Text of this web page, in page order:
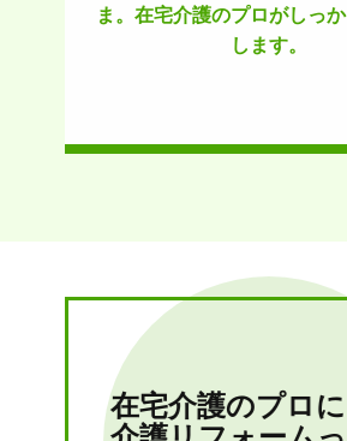
ま。在宅介護のプロがしっ
します。
在宅介護のプロ